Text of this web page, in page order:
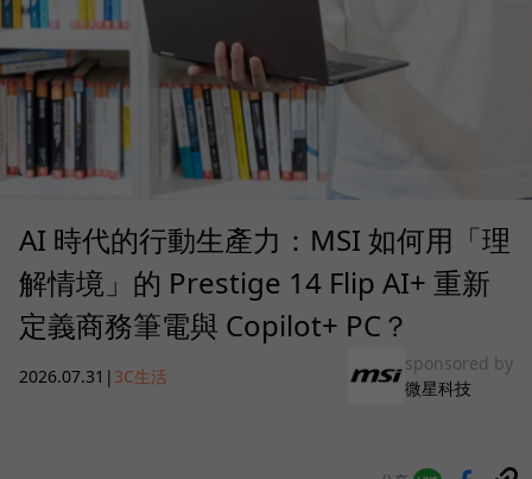
AI 時代的行動生產力：MSI 如何用「理
解情境」的 Prestige 14 Flip AI+ 重新
定義商務筆電與 Copilot+ PC？
2026.07.31 | 3C生活
sponsored by
微星科技